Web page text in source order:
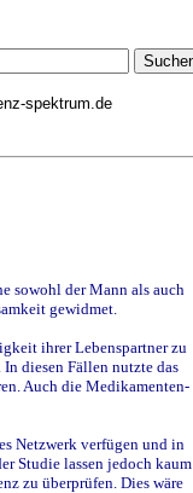
spektrum.de
sowohl der Mann als auch
gewidmet.
ihrer Lebenspartner zu
diesen Fällen nutzte das
Auch die Medikamenten-
Netzwerk verfügen und in
Studie lassen jedoch kaum
zu überprüfen. Dies wäre